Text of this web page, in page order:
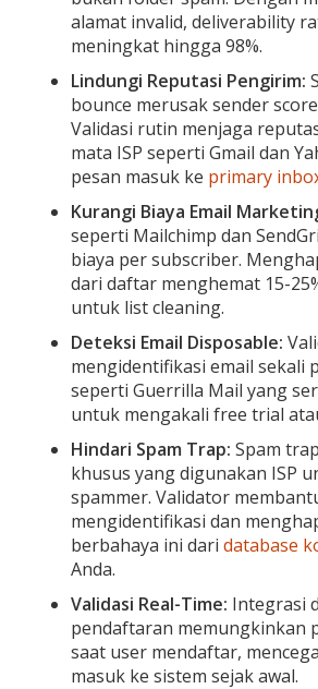
alamat invalid, deliverability
meningkat hingga 98%.
Lindungi Reputasi Pengirim:
bounce merusak sender
Validasi rutin menjaga
mata ISP seperti Gmail dan
pesan masuk ke primary
Kurangi Biaya Email
seperti Mailchimp dan
biaya per subscriber.
dari daftar menghemat 15-
untuk list cleaning.
Deteksi Email Disposable:
mengidentifikasi email sekali
seperti Guerrilla Mail yang
untuk mengakali free trial
Hindari Spam Trap: Spam
khusus yang digunakan ISP
spammer. Validator
mengidentifikasi dan
berbahaya ini dari database
Anda.
Validasi Real-Time: Integrasi
pendaftaran memungkinkan
saat user mendaftar,
masuk ke sistem sejak awal.